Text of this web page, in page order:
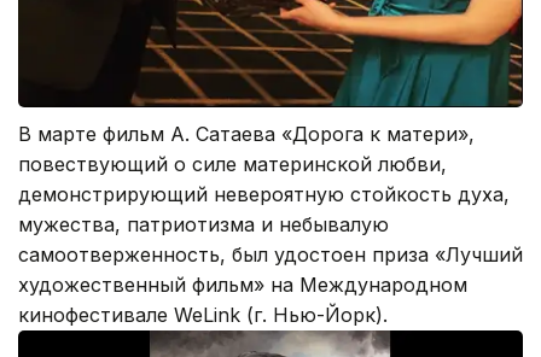
В марте фильм А. Сатаева «Дорога к матери»,
повествующий о силе материнской любви,
демонстрирующий невероятную стойкость духа,
мужества, патриотизма и небывалую
самоотверженность, был удостоен приза «Лучший
художественный фильм» на Международном
кинофестивале WeLink (г. Нью-Йорк).